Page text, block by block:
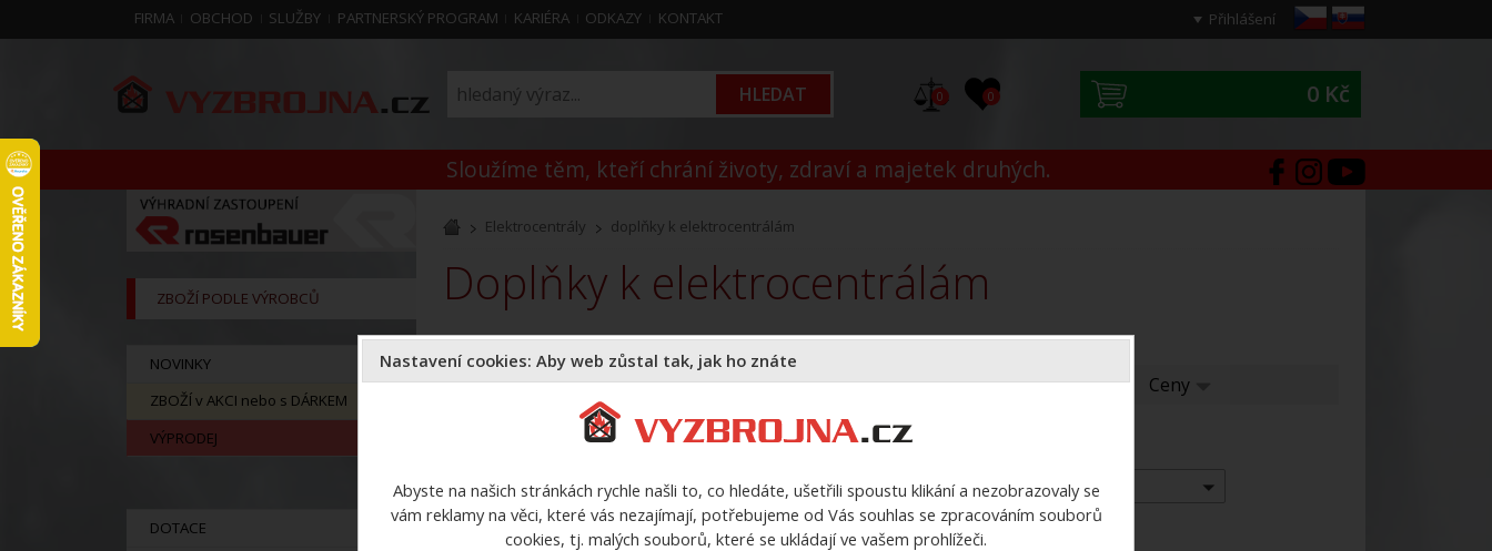
FIRMA OBCHOD SLUŽBY PARTNERSKÝ PROGRAM KARIÉRA ODKAZY KONTAKT Přihlášení
0 0 0 Kč
Sloužíme těm, kteří chrání životy, zdraví a majetek druhých.
ZBOŽÍ PODLE VÝROBCŮ
NOVINKY
ZBOŽÍ v AKCI nebo s DÁRKEM
VÝPRODEJ
DOTACE
Elektrocentrály doplňky k elektrocentrálám
doplňky k elektrocentrálám
Doporučujeme Názvu zboží Názvu zboží Ceny Ceny
1 548 Kč - 14 942 Kč
-- vše --
-- vše --
Nastavení cookies: Aby web zůstal tak, jak ho znáte
Abyste na našich stránkách rychle našli to, co hledáte, ušetřili spoustu klikání a nezobrazovaly se
vám reklamy na věci, které vás nezajímají, potřebujeme od Vás souhlas se zpracováním souborů
cookies, tj. malých souborů, které se ukládají ve vašem prohlížeči.